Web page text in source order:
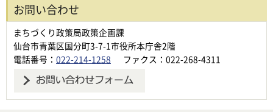
お問い合わせ
まちづくり政策局政策企画課
仙台市青葉区国分町3-7-1市役所本庁舎2階
電話番号： 022-214-1258 ファクス：022-268-4311